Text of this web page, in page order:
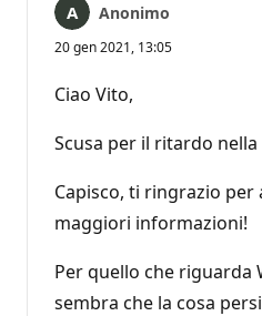
Anonimo
20 gen 2021, 13:05
Ciao Vito,
Scusa per il ritardo
Capisco, ti ringrazio
maggiori informazioni!
Per quello che riguarda
sembra che la cosa